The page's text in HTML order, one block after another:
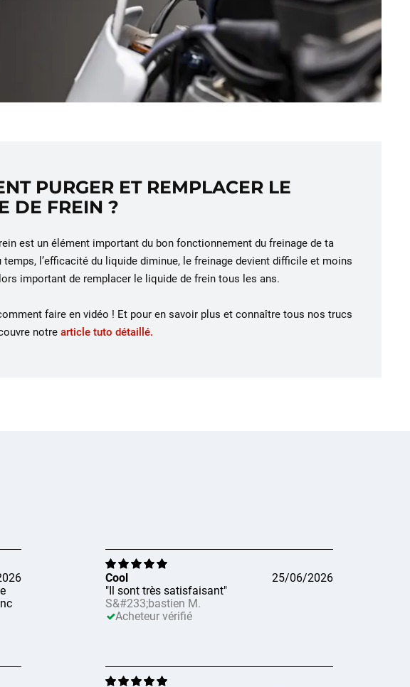
PURGER ET REMPLACER LE
DE FREIN ?
est un élément important du bon fonctionnement du freinage de ta
temps, l’efficacité du liquide diminue, le freinage devient difficile et moins
important de remplacer le liquide de frein tous les ans.
faire en vidéo ! Et pour en savoir plus et connaître tous nos trucs
notre article tuto détaillé.
Cool
25/06/2026
"Il sont très satisfaisant"
S&#233;bastien M.
Acheteur vérifié